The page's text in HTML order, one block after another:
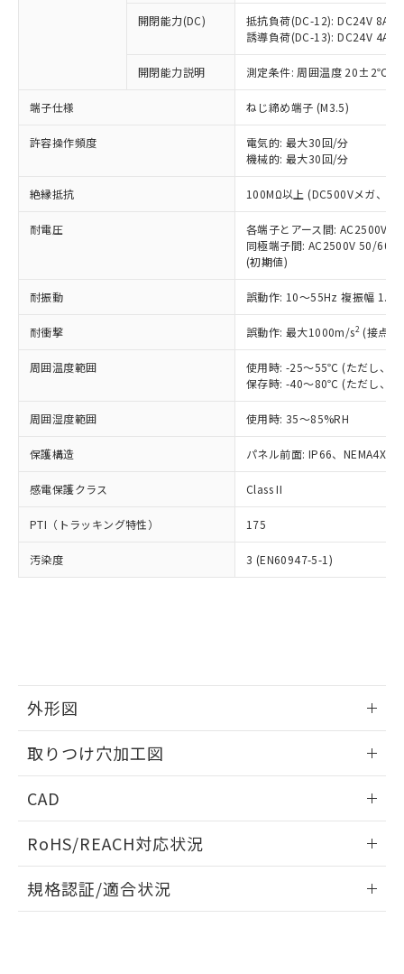
開閉能力(DC)
抵抗負荷(DC-12): DC24V 8A/
誘導負荷(DC-13): DC24V 4A/
開閉能力説明 測定条件: 周囲温度 20±2℃、
端子仕様 ねじ締め端子 (M3.5)
許容操作頻度
電気的: 最大30回/分
機械的: 最大30回/分
絶縁抵抗 100MΩ以上 (DC500Vメガ、点
耐電圧
各端子とアース間: AC2500V
同極端子間: AC2500V 50/
(初期値)
耐振動 誤動作: 10～55Hz 複振幅
耐衝撃 誤動作: 最大1000m/s2 (接点
周囲温度範囲
使用時: -25～55℃ (ただし、氷
保存時: -40～80℃ (ただし、氷
周囲湿度範囲 使用時: 35～85%RH
保護構造 パネル前面: IP66、NEMA4X,
感電保護クラス Class II
PTI（トラッキング特性） 175
汚染度 3 (EN60947-5-1)
外形図
取りつけ穴加工図
CAD
ドすることができます。
ログイン/会員登録
RoHS/REACH対応状況
EU RoHS 注意事項・凡例
規格認証/適合状況
ことをご了承ください。
在庫状況および標準価格照会結果は、
記載している更新日時点での社内デー
タに基づき作成されるものであり、閲
覧された時点での実際の在庫および標
準価格とは異なる場合があることをご
正式な納期状況および標準価格はお客
様のお取引先、またはお客様担当のオ
ムロン制御機器販売店・当社販売員に
オムロン制御機器販売店や当社販売拠
販売ネットワーク
」をご確認
在庫状況および標準価格結果を当社の
事前の承諾なく第三者に漏洩または開
示しないようお願いします。
マイパーツ機能（部品リスト作成サー
ビス）をご利用いただくには、I-Web
メンバーズにご登録されている必要が
お客様が当ウェブサイト上で当社にご
登録された部品リストについて、当社
および当社の共同利用者が、当社の製
品・サービスに関するお客様との取
引・商談に必要な範囲で利用すること
※当社の共同利用者とは、"個人情報
の「1.共同利
用者の範囲」に記載されている法人を
いたものが、含有品と判明した場合などや
むを得ず変更することがあります。
*EU RoHS指令（10物質）：
鉛(Pb) 1000ppm以下、 水銀(Hg) 1000ppm以下、 カド
六価クロム(Cr(Ⅵ)) 1000ppm以下、ポリ臭化ビフェニル
類(PBB) 1000ppm以下、ポリ臭化ジフェニルエーテル類
(PBDE) 1000ppm以下、フタル酸ビス(2-エチルヘキシ
ル) (DEHP)(別名：DOP) 1000ppm以下、フタル酸ブチ
ルベンジル（BBP） 1000ppm以下、フタル酸ジブチル
（DBP） 1000ppm以下、フタル酸ジイソブチル
(DIBP) 1000ppm以下
但し、RoHS指令で産業用監視および制御機器に対する
フタル酸エステル類の４物質については閾値を超える意
図的な使用がないことを確認しています。
部品在庫の切り替え状況などにより、予定
月が前後することがあります。
※3 非含有証明書ダウンロード
下記の非含有証明書をダウンロードするこ
とができます。
EU RoHS指令（10物質）の非含有証明書
51物質の非含有証明書（当社基準）
※本証明書は発行日時点で非含有を証明す
るもので、過去に遡って非含有を証明する
していることから、特段のことがない限
り、2022年1月12日より割愛しておりま
す。
基準値を超えていることを示します。
「－」：未確認です。当社販売部門へお問
ム) : 100ppm、
Cr(Ⅵ)(六価クロム) : 1000ppm、 PBBs(ポリ臭化ビフェ
ニル類) : 1000ppm、 PBDEs(ポリ臭化ジフェニルエーテ
ル類) : 1000ppm、
DBP(フタル酸ジブチル) : 1000ppm、 DIBP(フタル酸ジ
イソブチル) : 1000ppm、 BBP(フタル酸ブチルベンジ
ル) : 1000ppm、
DEHP(フタル酸ビス(2-エチルヘキシル)) : 1000ppm
「ｅ」：有害物質（10物質）のすべてが基
準値以下であることを示します。
「10」：通常の使用状況下において有害物
質が外部に漏えいし、環境に深刻な影響を
及ぼさない年数を意味します。
「－」：未確認です。当社販売部門へお問
い合わせください。
当社は、これら貴社製品のうち、外国
為替および外国貿易法に定める商品
（以下｢規制貨物等」という）を輸出
または国外への提供する場合は、日本
国政府の輸出許可(または役務取引許
可)を取得するなどの必要な手続きを
当社は規制貨物を破棄する場合は、完
全に破砕するなど、違法に輸出されな
いよう必要な手段を講じます。
当社は貴社製品を、核兵器、ミサイ
ル、化学兵器、生物兵器またはその他
武器並びにこれらの製造装置等に一切
当社は、貴社製品を第三者に販売する
場合は、上記1、2および3の内容を当
該第三者に通知します。また当社は、
販売先および販売に係わる関係者が違
法に輸出するおそれがある場合は、取
り引きをいたしません。
キャンセル
説明
○ 一定数以上の在庫あり
一定数には満たないが在庫あり
在庫なし(最新の在庫状況につ
いては、お客様のお取引先、ま
たはお客様担当のオムロン制御
機器販売店・当社販売員にご確
白
受注生産機種、また在庫状況の
情報を公開していない機種